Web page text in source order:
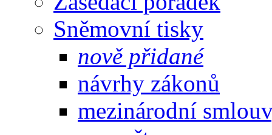
Sněmovní tisky
nově přidané
návrhy zákonů
mezinárodní